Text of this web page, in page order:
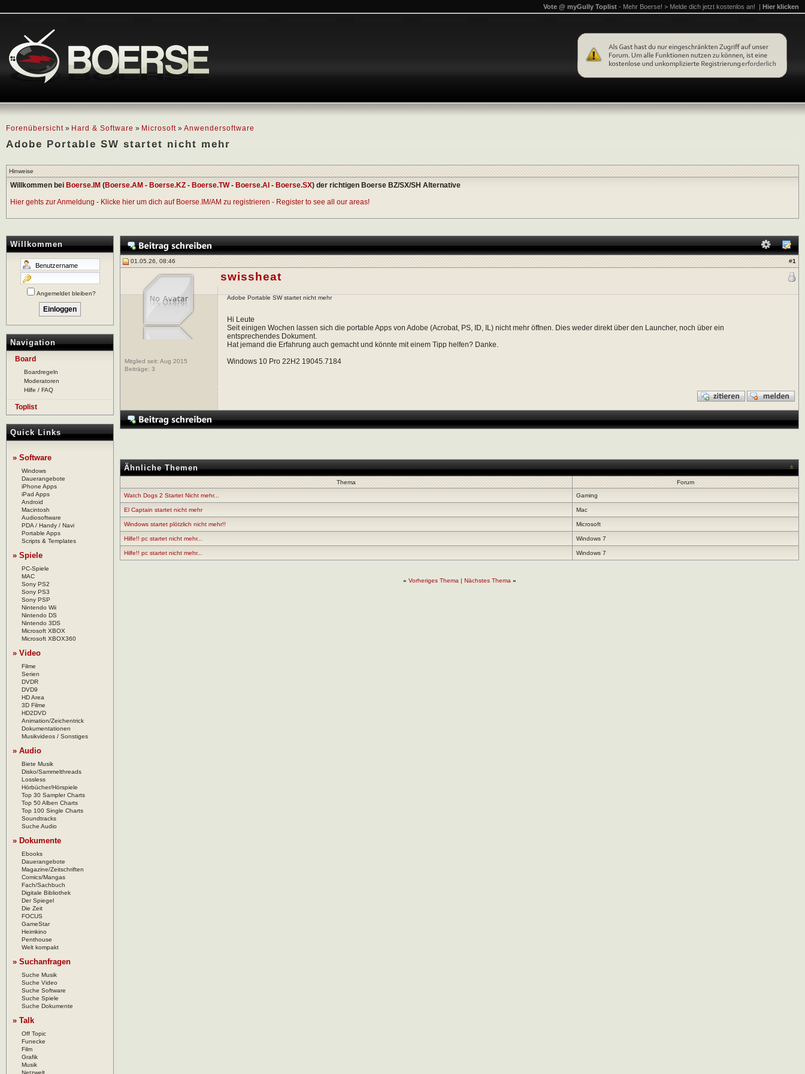
Forenübersicht » Hard & Software » Microsoft » Anwendersoftware
Adobe Portable SW startet nicht mehr
Vote @ myGully Toplist - Mehr Boerse! > Melde dich jetzt kostenlos an! | Hier klicken
Hinweise
Willkommen bei Boerse.IM (Boerse.AM - Boerse.KZ - Boerse.TW- Boerse.AI - Boerse.SX) der richtigen Boerse BZ/SX/SH Alternative
Hier gehts zur Anmeldung - Klicke hier um dich auf Boerse.IM/AM zu registrieren - Register to see all our areas!
Willkommen
Angemeldet bleiben?
Navigation
Board
Boardregeln
Moderatoren
Hilfe / FAQ
Toplist
Quick Links
» Software
Windows
Dauerangebote
iPhone Apps
iPad Apps
Android
Macintosh
Audiosoftware
PDA / Handy / Navi
Portable Apps
Scripts & Templates
» Spiele
PC-Spiele
MAC
Sony PS2
Sony PS3
Sony PSP
Nintendo Wii
Nintendo DS
Nintendo 3DS
Microsoft XBOX
Microsoft XBOX360
» Video
Filme
Serien
DVDR
DVD9
HD Area
3D Filme
HD2DVD
Animation/Zeichentrick
Dokumentationen
Musikvideos / Sonstiges
» Audio
Biete Musik
Disko/Sammelthreads
Lossless
Hörbücher/Hörspiele
Top 30 Sampler Charts
Top 50 Alben Charts
Top 100 Single Charts
Soundtracks
Suche Audio
» Dokumente
Ebooks
Dauerangebote
Magazine/Zeitschriften
Comics/Mangas
Fach/Sachbuch
Digitale Bibliothek
Der Spiegel
Die Zeit
FOCUS
GameStar
Heimkino
Penthouse
Welt kompakt
» Suchanfragen
Suche Musik
Suche Video
Suche Software
Suche Spiele
Suche Dokumente
» Talk
Off Topic
Funecke
Film
Grafik
Musik
01.05.26, 08:46 #1
Mitglied seit: Aug 2015
Beiträge: 3
swissheat
Adobe Portable SW startet nicht mehr
Hi Leute
Seit einigen Wochen lassen sich die portable Apps von Adobe (Acrobat, PS, ID, IL) nicht mehr öffnen. Dies weder direkt über den Launcher, noch über ein
entsprechendes Dokument.
Hat jemand die Erfahrung auch gemacht und könnte mit einem Tipp helfen? Danke.
Windows 10 Pro 22H2 19045.7184
Ähnliche Themen
Thema
Forum
Watch Dogs 2 Startet Nicht mehr...
Gaming
El Captain startet nicht mehr Mac
Windows startet plötzlich nicht mehr!! Microsoft
Hilfe!! pc startet nicht mehr... Windows 7
Hilfe!! pc startet nicht mehr... Windows 7
« Vorheriges Thema| Nächstes Thema »